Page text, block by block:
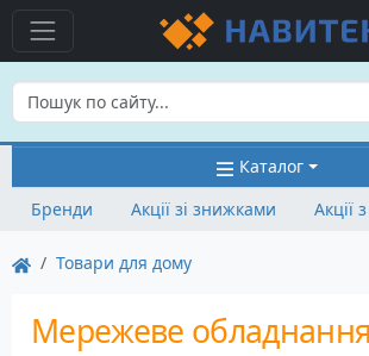
Каталог
Бренди
Акції зі знижками Акції
Товари для дому
Мережеве обладнання